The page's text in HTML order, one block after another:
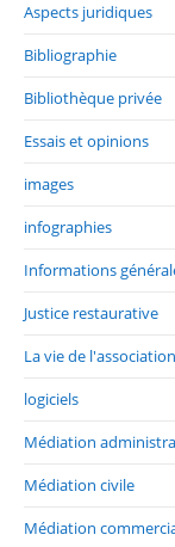
Aspects juridiques
Bibliographie
Bibliothèque privée
Essais et opinions
images
infographies
Informations
Justice restaurative
La vie de l'association
logiciels
Médiation
Médiation civile
Médiation